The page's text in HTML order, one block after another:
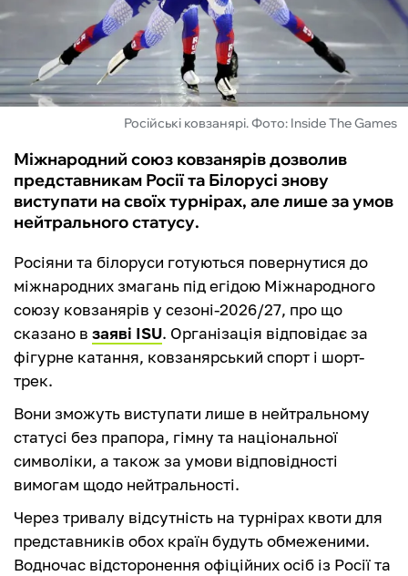
БУКМЕКЕРИ
Російські ковзанярі. Фото: Inside The Games
Міжнародний союз ковзанярів дозволив
представникам Росії та Білорусі знову
виступати на своїх турнірах, але лише за умов
нейтрального статусу.
Росіяни та білоруси готуються повернутися до
міжнародних змагань під егідою Міжнародного
союзу ковзанярів у сезоні-2026/27, про що
сказано в заяві ISU. Організація відповідає за
фігурне катання, ковзанярський спорт і шорт-
трек.
Вони зможуть виступати лише в нейтральному
статусі без прапора, гімну та національної
символіки, а також за умови відповідності
вимогам щодо нейтральності.
Через тривалу відсутність на турнірах квоти для
представників обох країн будуть обмеженими.
Водночас відсторонення офіційних осіб із Росії та